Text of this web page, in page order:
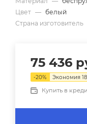
Цвет — белый
Страна изготовитель
75 436
-20% Экономия
Купить в